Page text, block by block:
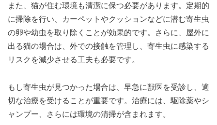
また、猫が住む環境も清潔に保つ必要があります。定期的
に掃除を行い、カーペットやクッションなどに潜む寄生虫
の卵や幼虫を取り除くことが効果的です。さらに、屋外に
出る猫の場合は、外での接触を管理し、寄生虫に感染する
リスクを減少させる工夫も必要です。
もし寄生虫が見つかった場合は、早急に獣医を受診し、適
切な治療を受けることが重要です。治療には、駆除薬やシ
ャンプー、さらには環境の清掃が含まれます。